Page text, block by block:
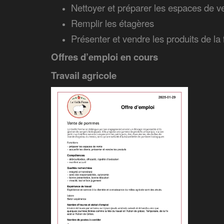
Nettoyer et préparer les espaces de
Remplir les étagères
Présenter et vendre les produits de la
Offres d’emploi en cours
Travail agricole